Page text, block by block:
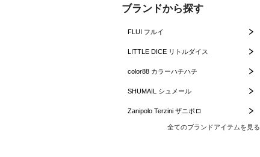
ブランドから探す
FLUI フルイ
LITTLE DICE リトルダイス
color88 カラーハチハチ
SHUMAIL シュメール
Zanipolo Terzini ザニポロ
全てのブランドアイテムを見る